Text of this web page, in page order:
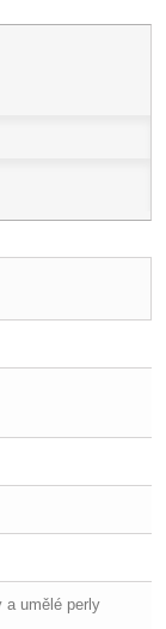
a umělé perly